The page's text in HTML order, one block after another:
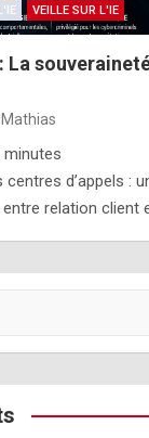
VEILLE SUR L'IE
La
Mathias
minutes
d’appels :
entre relation client